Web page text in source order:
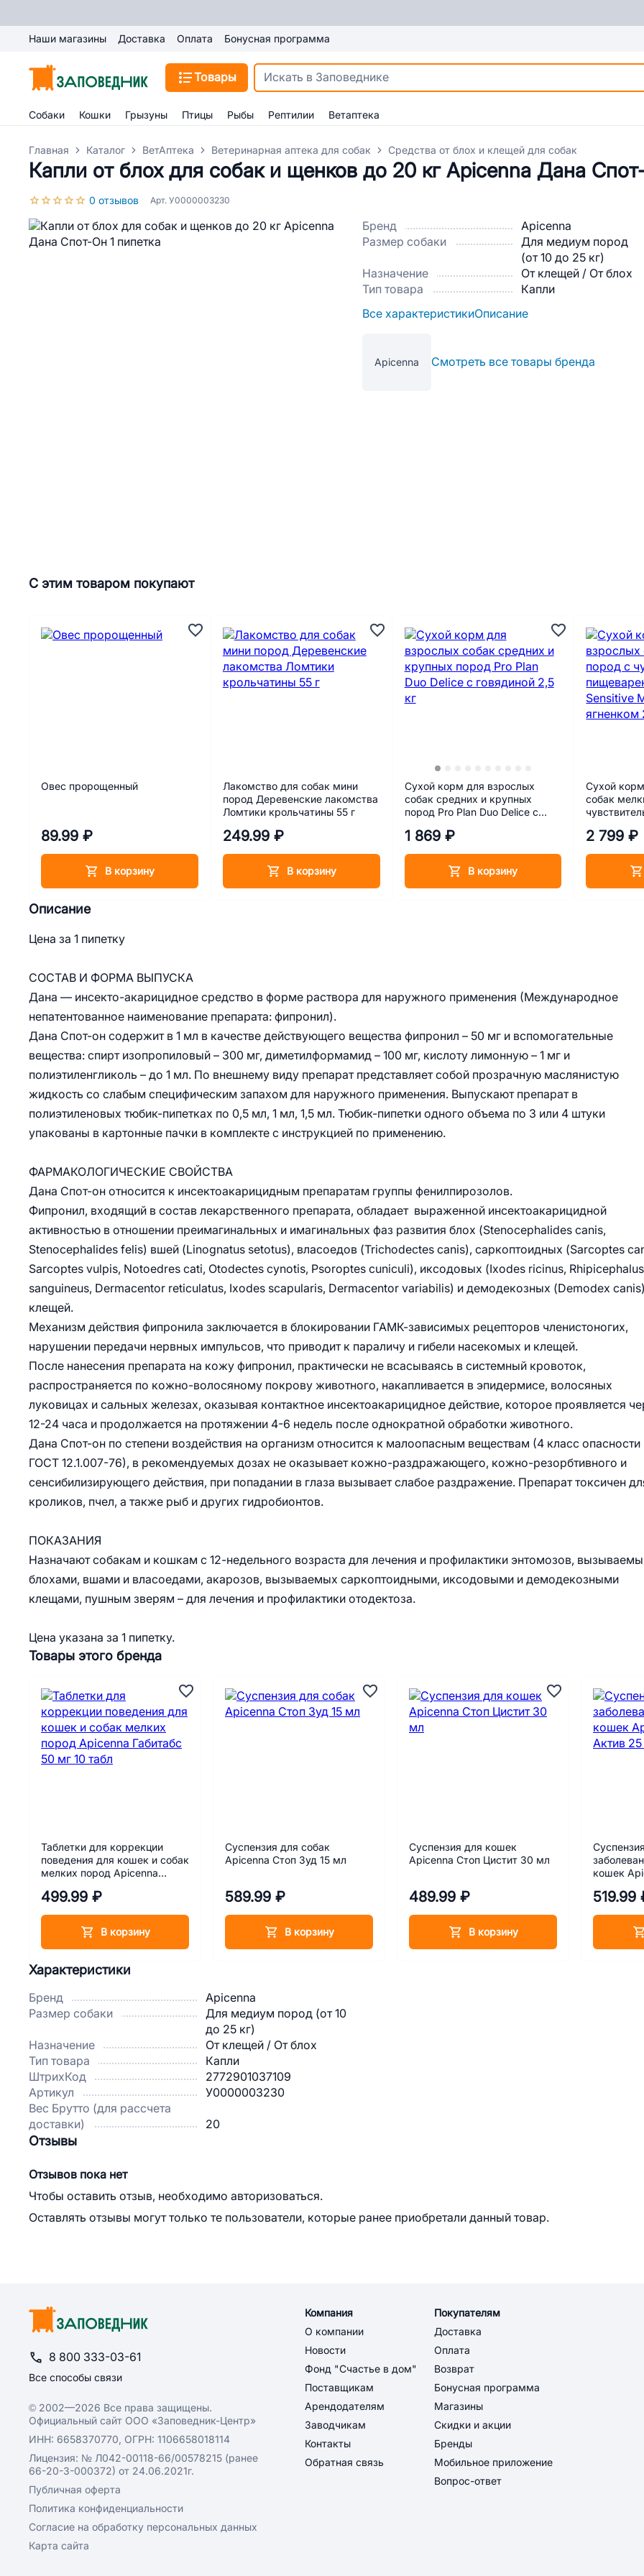
Наши магазины Доставка Оплата Бонусная программа
Товары
Собаки Кошки Грызуны Птицы Рыбы Рептилии Ветаптека
Главная Каталог ВетАптека Ветеринарная аптека для собак Средства от блох и клещей для собак
Капли от блох для собак и щенков до 20 кг Apicenna Дана
0 отзывов Арт. У0000003230
Бренд
Apicenna
Размер собаки
Для медиум пород
(от 10 до 25 кг)
Назначение
От клещей / От блох
Тип товара
Капли
Все характеристикиОписание
Apicenna Смотреть все товары бренда
Описание
Цена за 1 пипетку
СОСТАВ И ФОРМА ВЫПУСКА
Дана — инсекто-акарицидное средство в форме раствора для наружного применения (Международное
непатентованное наименование препарата: фипронил).
Дана Спот-он содержит в 1 мл в качестве действующего вещества фипронил – 50 мг и вспомогательные
вещества: спирт изопропиловый – 300 мг, диметилформамид – 100 мг, кислоту лимонную – 1 мг и
полиэтиленгликоль – до 1 мл. По внешнему виду препарат представляет собой прозрачную маслянистую
жидкость со слабым специфическим запахом для наружного применения. Выпускают препарат в
полиэтиленовых тюбик-пипетках по 0,5 мл, 1 мл, 1,5 мл. Тюбик-пипетки одного объема по 3 или 4 штуки
упакованы в картонные пачки в комплекте с инструкцией по применению.
ФАРМАКОЛОГИЧЕСКИЕ СВОЙСТВА
Дана Спот-он относится к инсектоакарицидным препаратам группы фенилпирозолов.
Фипронил, входящий в состав лекарственного препарата, обладает выраженной инсектоакарицидной
активностью в отношении преимагинальных и имагинальных фаз развития блох (Stenocephalides canis,
Stenocephalides felis) вшей (Linognatus setotus), власоедов (Trichodectes canis), саркоптоидных (Sarcoptes
Sarcoptes vulpis, Notoedres cati, Otodectes cynotis, Psoroptes cuniculi), иксодовых (Ixodes ricinus, Rhipicephalus
sanguineus, Dermacentor reticulatus, Ixodes scapularis, Dermacentor variabilis) и демодекозных (Demodex
клещей.
Механизм действия фипронила заключается в блокировании ГАМК-зависимых рецепторов членистоногих,
нарушении передачи нервных импульсов, что приводит к параличу и гибели насекомых и клещей.
После нанесения препарата на кожу фипронил, практически не всасываясь в системный кровоток,
распространяется по кожно-волосяному покрову животного, накапливается в эпидермисе, волосяных
луковицах и сальных железах, оказывая контактное инсектоакарицидное действие, которое проявляется
12-24 часа и продолжается на протяжении 4-6 недель после однократной обработки животного.
Дана Спот-он по степени воздействия на организм относится к малоопасным веществам (4 класс опасности
ГОСТ 12.1.007-76), в рекомендуемых дозах не оказывает кожно-раздражающего, кожно-резорбтивного и
сенсибилизирующего действия, при попадании в глаза вызывает слабое раздражение. Препарат токсичен
кроликов, пчел, а также рыб и других гидробионтов.
ПОКАЗАНИЯ
Назначают собакам и кошкам с 12-недельного возраста для лечения и профилактики энтомозов,
блохами, вшами и власоедами, акарозов, вызываемых саркоптоидными, иксодовыми и демодекозными
клещами, пушным зверям – для лечения и профилактики отодектоза.
Цена указана за 1 пипетку.
С этим товаром покупают
Овес пророщенный
89.99 ₽
В корзину
Лакомство для собак мини
пород Деревенские лакомства
Ломтики крольчатины 55 г
249.99 ₽
В корзину
Сухой корм для взрослых
собак средних и крупных
пород Pro Plan Duo Delice с
1 869 ₽
В корзину
Сухой
собак
Mini Lamb
2 799 ₽
Товары этого бренда
Таблетки для коррекции
поведения для кошек и собак
мелких пород Apicenna
499.99 ₽
В корзину
Суспензия для собак
Apicenna Стоп Зуд 15 мл
589.99 ₽
В корзину
Суспензия для кошек
Apicenna Стоп Цистит 30 мл
489.99 ₽
В корзину
кошек
519.99
Характеристики
Бренд
Apicenna
Размер собаки
Для медиум пород (от 10
до 25 кг)
Назначение
От клещей / От блох
Тип товара
Капли
ШтрихКод
2772901037109
Артикул
У0000003230
Вес Брутто (для рассчета
доставки)
20
Отзывы
Отзывов пока нет
Чтобы оставить отзыв, необходимо авторизоваться.
Оставлять отзывы могут только те пользователи, которые ранее приобретали данный товар.
8 800 333-03-61
Все способы связи
© 2002—2026 Все права защищены.
Официальный сайт ООО «Заповедник-Центр»
ИНН: 6658370770, ОГРН: 1106658018114
Лицензия: № Л042-00118-66/00578215 (ранее
66-20-3-000372) от 24.06.2021г.
Публичная оферта
Политика конфиденциальности
Согласие на обработку персональных данных
Карта сайта
Компания
О компании
Новости
Фонд "Счастье в дом"
Поставщикам
Арендодателям
Заводчикам
Контакты
Обратная связь
Покупателям
Доставка
Оплата
Возврат
Бонусная программа
Магазины
Скидки и акции
Бренды
Мобильное приложение
Вопрос-ответ